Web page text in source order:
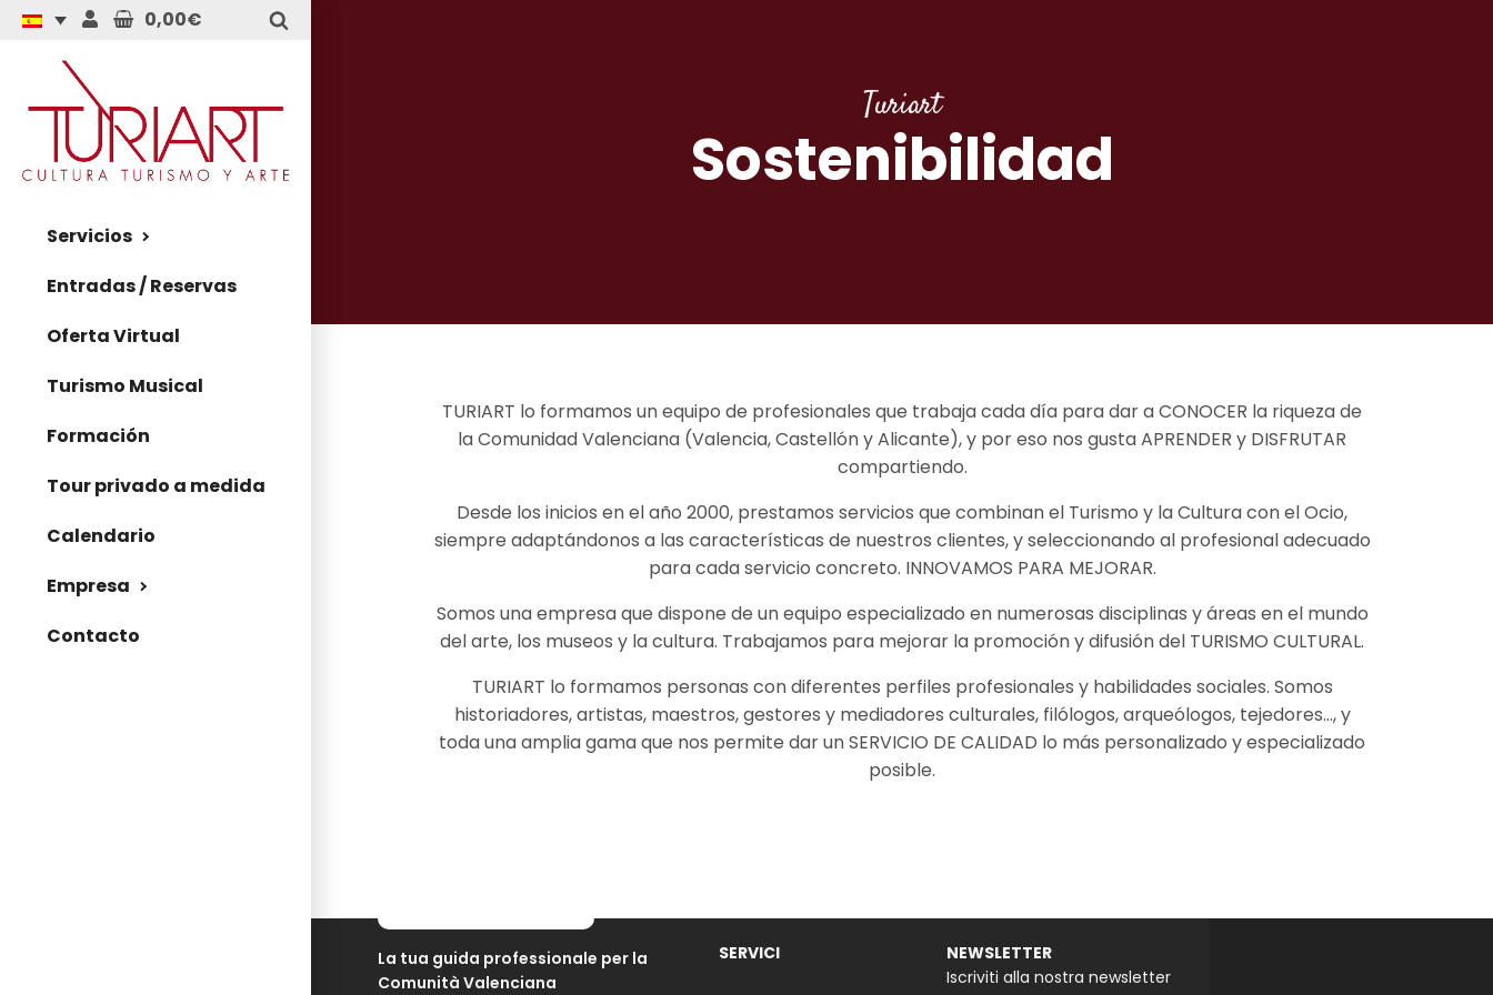
0,00€
Servicios
Entradas / Reservas
Oferta Virtual
Turismo Musical
Formación
Tour privado a medida
Calendario
Empresa
Contacto
Turiart
Sostenibilidad
TURIART lo formamos un equipo de profesionales que trabaja cada día para dar a CONOCER la riqueza de
la Comunidad Valenciana (Valencia, Castellón y Alicante), y por eso nos gusta APRENDER y DISFRUTAR
compartiendo.
Desde los inicios en el año 2000, prestamos servicios que combinan el Turismo y la Cultura con el Ocio,
siempre adaptándonos a las características de nuestros clientes, y seleccionando al profesional adecuado
para cada servicio concreto. INNOVAMOS PARA MEJORAR.
Somos una empresa que dispone de un equipo especializado en numerosas disciplinas y áreas en el mundo
del arte, los museos y la cultura. Trabajamos para mejorar la promoción y difusión del TURISMO CULTURAL.
TURIART lo formamos personas con diferentes perfiles profesionales y habilidades sociales. Somos
historiadores, artistas, maestros, gestores y mediadores culturales, filólogos, arqueólogos, tejedores…, y
toda una amplia gama que nos permite dar un SERVICIO DE CALIDAD lo más personalizado y especializado
posible.
La tua guida professionale per la
Comunità Valenciana
SERVICI
NEWSLETTER
Iscriviti alla nostra newsletter